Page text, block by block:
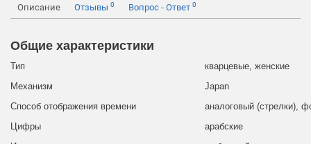
Описание Отзывы 0 Вопрос - Ответ 0
Общие характеристики
Тип
кварцевые, женские
Механизм
Japan
Способ отображения времени
аналоговый (стрелки),
Цифры
арабские